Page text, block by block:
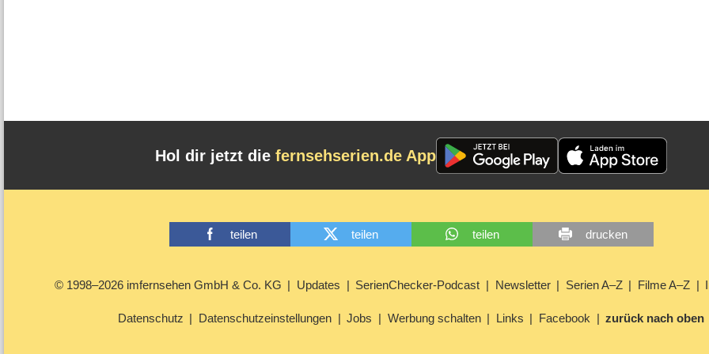
Hol dir jetzt die fernsehserien.de App
teilen teilen teilen drucken
© 1998–2026 imfernsehen GmbH & Co. KG Updates SerienChecker-Podcast Newsletter Serien A–Z Filme A–Z
Datenschutz Datenschutzeinstellungen Jobs Werbung schalten Links Facebook zurück nach oben